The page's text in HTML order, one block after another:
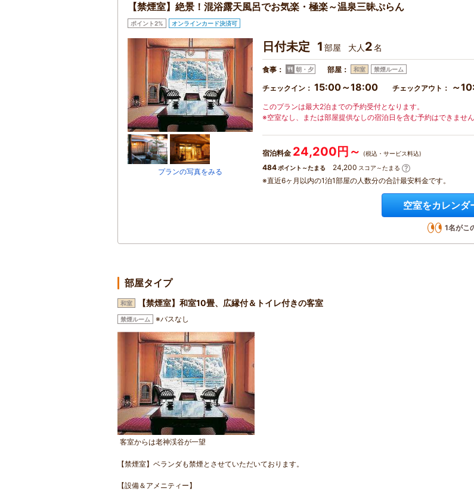
【禁煙室】絶景！混浴露天風呂でお気楽・極楽～温泉三昧ぷらん
ポイント2% オンラインカード決済可
プランの写真をみる
日付未定 1 部屋 大人 2名
食事： 朝・夕 部屋： 和室 禁煙ルーム
チェックイン： 15:00～18:00 チェックアウト： ～
このプランは最大2泊までの予約受付となります。
※空室なし、または部屋提供なしの宿泊日を含む予約はできません
宿泊料金 24,200円～ (税込・サービス料込)
484 ポイント～たまる 24,200 スコア～たまる
※直近6ヶ月以内の1泊1部屋の人数分の合計最安料金です。
空室をカレンダ
1名がこ
部屋タイプ
和室 【禁煙室】和室10畳、広縁付＆トイレ付きの客室
禁煙ルーム ※バスなし
客室からは老神渓谷が一望
【禁煙室】ベランダも禁煙とさせていただいております。
【設備＆アメニティー】